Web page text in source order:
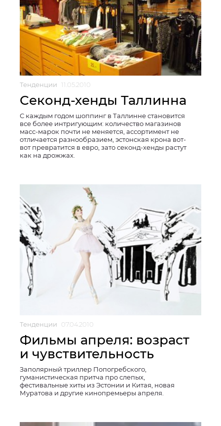
Тенденции 11.05.2010
Cеконд-хенды Таллинна
С каждым годом шоппинг в Таллинне становится
все более интригующим: количество магазинов
масс-марок почти не меняется, ассортимент не
отличается разнообразием, эстонская крона вот-
вот превратится в евро, зато секонд-хенды растут
как на дрожжах.
Тенденции 07.04.2010
Фильмы апреля: возраст
и чувствительность
Заполярный триллер Попогребского,
гуманистическая притча про слепых,
фестивальные хиты из Эстонии и Китая, новая
Муратова и другие кинопремьеры апреля.